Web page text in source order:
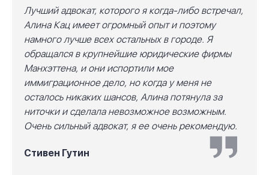
Лучший адвокат, которого я когда-либо встречал,
Алина Кац имеет огромный опыт и поэтому
намного лучше всех остальных в городе. Я
обращался в крупнейшие юридические фирмы
Манхэттена, и они испортили мое
иммиграционное дело, но когда у меня не
осталось никаких шансов, Алина потянула за
ниточки и сделала невозможное возможным.
Очень сильный адвокат, я ее очень рекомендую.
Стивен Гутин